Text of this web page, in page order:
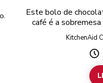
Este bolo de
café é a
preto semKitchenAid